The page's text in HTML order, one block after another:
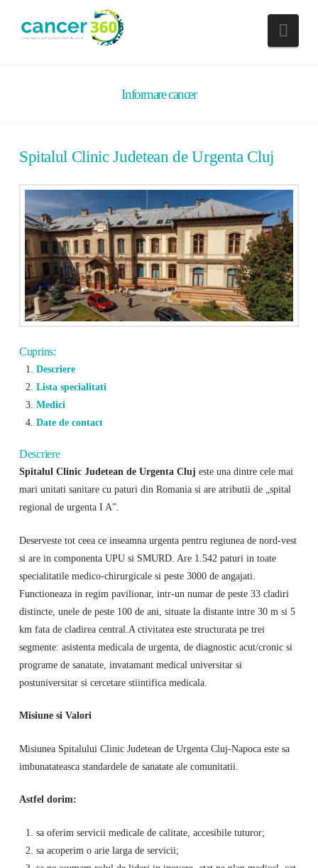
Informare cancer
Spitalul Clinic Judetean de Urgenta Cluj
Cuprins:
Descriere
Lista specialitati
Medici
Date de contact
Descriere
Spitalul Clinic Judetean de Urgenta Cluj este una dintre cele mai
mari unitati sanitare cu paturi din Romania si are atributii de „spital
regional de urgenta I A”.
Deserveste tot ceea ce inseamna urgenta pentru regiunea de nord-vest
si are in componenta UPU si SMURD. Are 1.542 paturi in toate
specialitatile medico-chirurgicale si peste 3000 de angajati.
Functioneaza in regim pavilionar, intr-un numar de peste 33 cladiri
distincte, unele de peste 100 de ani, situate la distante intre 30 m si 5
km fata de cladirea central.A ctivitatea este structurata pe trei
segmente: asistenta medicala de urgenta, de diagnostic acut/cronic si
programe de sanatate, invatamant medical universitar si
postuniversitar si cercetare stiintifica medicala.
Misiune si Valori
Misiunea Spitalului Clinic Judetean de Urgenta Cluj-Napoca este sa
imbunatateasca standardele de sanatate ale comunitatii.
Astfel dorim:
sa oferim servicii medicale de calitate, accesibile tuturor;
sa acoperim o arie larga de servicii;